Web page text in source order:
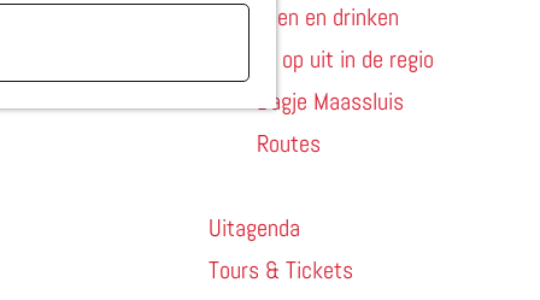
Eten en drinken
Er op uit in de regio
Dagje Maassluis
Routes
Uitagenda
Tours & Tickets